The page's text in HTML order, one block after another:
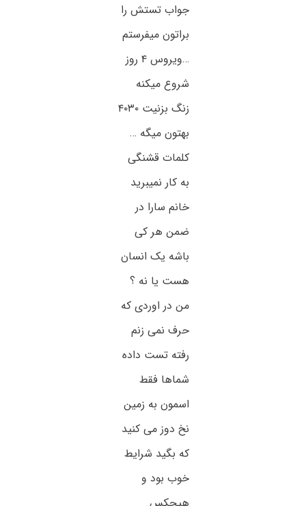
جواب تستش را
براتون میفرستم
…ویروس ۴ روز
شروع میکنه
زنگ بزنیت ۴۰۳۰
بهتون میگه …
کلمات قشنگی
به کار نمیبرید
خانم سارا در
ضمن هر کی
باشه یک انسان
هست یا نه ؟
من در اوردی که
حرف نمی زنم
رفته تست داده
شماها فقط
اسمون به زمین
نخ دوز می کنید
که بگید شرایط
خوب بود و